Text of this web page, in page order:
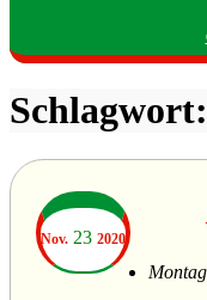
Schlagwort:
Nov. 23 2020